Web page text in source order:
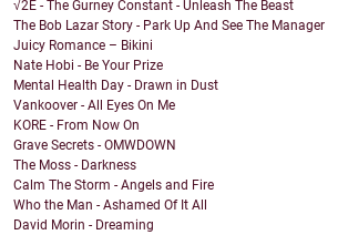
√2E - The Gurney Constant - Unleash The Beast
The Bob Lazar Story - Park Up And See The Manager
Juicy Romance – Bikini
Nate Hobi - Be Your Prize
Mental Health Day - Drawn in Dust
Vankoover - All Eyes On Me
KORE - From Now On
Grave Secrets - OMWDOWN
The Moss - Darkness
Calm The Storm - Angels and Fire
Who the Man - Ashamed Of It All
David Morin - Dreaming